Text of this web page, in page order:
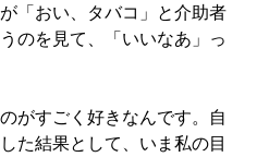
「おい、タバコ」と介助者
のを見て、「いいなあ」っ
がすごく好きなんです。自
た結果として、いま私の目